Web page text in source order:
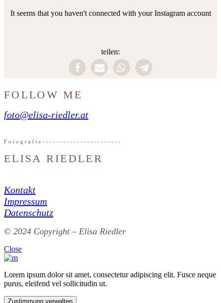
It seems that you haven't connected with your Instagram account
teilen:
FOLLOW ME
foto@elisa-riedler.at
F o t o g r a f i e - - - - - - - - - - - - - - - - - - - - - - -
ELISA RIEDLER
Kontakt
Impressum
Datenschutz
© 2024 Copyright – Elisa Riedler
Close
Lorem ipsum dolor sit amet, consectetur adipiscing elit. Fusce neque
purus, eleifend vel sollicitudin ut.
Zustimmung verwalten